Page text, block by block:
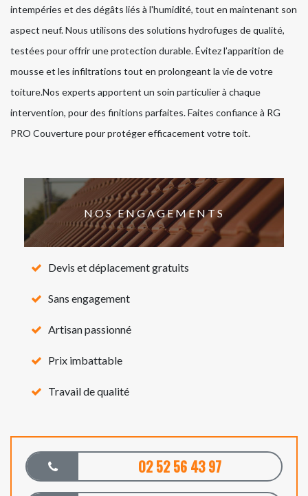
intempéries et des dégâts liés à l'humidité, tout en maintenant son
aspect neuf. Nous utilisons des solutions hydrofuges de qualité,
testées pour offrir une protection durable. Évitez l’apparition de
mousse et les infiltrations tout en prolongeant la vie de votre
toiture.Nos experts apportent un soin particulier à chaque
intervention, pour des finitions parfaites. Faites confiance à RG
PRO Couverture pour protéger efficacement votre toit.
NOS ENGAGEMENTS
Devis et déplacement gratuits
Sans engagement
Artisan passionné
Prix imbattable
Travail de qualité
02 52 56 43 97